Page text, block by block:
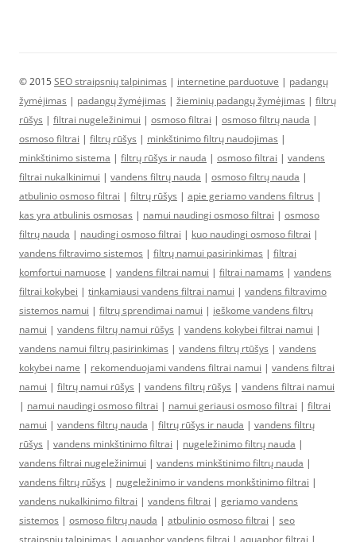
© 2015SEO straipsnių talpinimas | internetine parduotuve | padangų
žymėjimas | padangų žymėjimas | žieminių padangų žymėjimas | filtrų
rūšys | filtrai nugeležinimui | osmoso filtrai | osmoso filtrų nauda |
osmoso filtrai | filtrų rūšys | minkštinimo filtrų naudojimas |
minkštinimo sistema | filtrų rūšys ir nauda | osmoso filtrai | vandens
filtrai nukalkinimui | vandens filtrų nauda | osmoso filtrų nauda |
atbulinio osmoso filtrai | filtrų rūšys | apie geriamo vandens filtrus |
kas yra atbulinis osmosas | namui naudingi osmoso filtrai | osmoso
filtrų nauda | naudingi osmoso filtrai | kuo naudingi osmoso filtrai |
vandens filtravimo sistemos | filtrų namui pasirinkimas | filtrai
komfortui namuose | vandens filtrai namui | filtrai namams | vandens
filtrai kokybei | tinkamiausi vandens filtrai namui | vandens filtravimo
sistemos namui | filtrų sprendimai namui | ieškome vandens filtrų
namui | vandens filtrų namui rūšys | vandens kokybei filtrai namui |
vandens namui filtrų pasirinkimas | vandens filtrų rtūšys | vandens
kokybei name | rekomenduojami vandens filtrai namui | vandens filtrai
namui | filtrų namui rūšys | vandens filtrų rūšys | vandens filtrai namui
| namui naudingi osmoso filtrai | namui geriausi osmoso filtrai | filtrai
namui | vandens filtrų nauda | filtrų rūšys ir nauda | vandens filtrų
rūšys | vandens minkštinimo filtrai | nugeležinimo filtrų nauda |
vandens filtrai nugeležinimui | vandens minkštinimo filtrų nauda |
vandens filtrų rūšys | nugeležinimo ir vandens monkštinimo filtrai |
vandens nukalkinimo filtrai | vandens filtrai | geriamo vandens
sistemos | osmoso filtrų nauda | atbulinio osmoso filtrai | seo
straipsniu talpinimas | aquaphor vandens filtrai | aquaphor filtrai |